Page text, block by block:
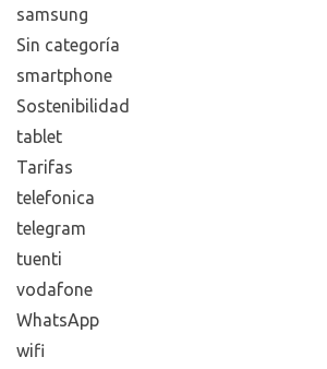
samsung
Sin categoría
smartphone
Sostenibilidad
tablet
Tarifas
telefonica
telegram
tuenti
vodafone
WhatsApp
wifi